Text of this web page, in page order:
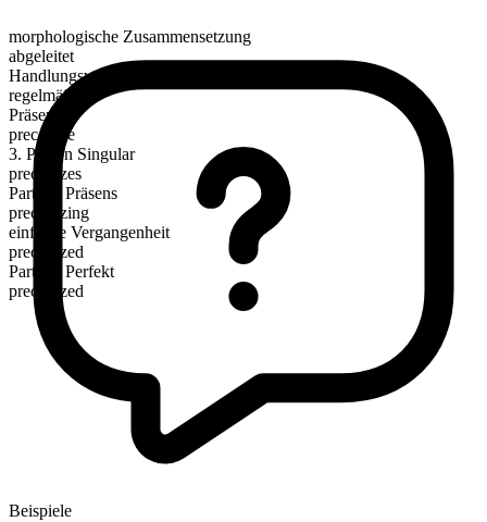
morphologische Zusammensetzung
abgeleitet
Handlungsverb
regelmäßig
Präsens
preconize
3. Person Singular
preconizes
Partizip Präsens
preconizing
einfache Vergangenheit
preconized
Partizip Perfekt
preconized
Beispiele